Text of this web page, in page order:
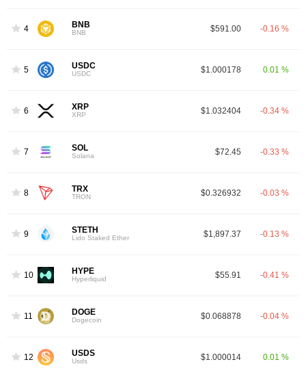
4 BNB
BNB $591.00 -0.16 %
5 USDC
USDC $1.000178 0.01 %
6 XRP
XRP $1.032404 -0.34 %
7 SOL
Solana $72.45 -0.33 %
8 TRX
TRON $0.326932 -0.03 %
9 STETH
Lido Staked Ether $1,897.37 -0.13 %
10 HYPE
Hyperliquid $55.91 -0.41 %
11 DOGE
Dogecoin $0.068878 -0.04 %
12 USDS
Usds $1.000014 0.01 %